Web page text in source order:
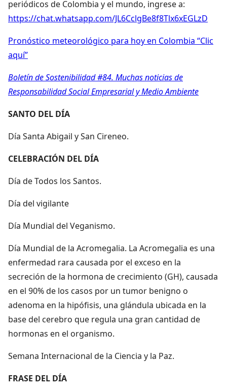
periódicos de Colombia y el mundo, ingrese a:
https://chat.whatsapp.com/JL6CclgBe8f8Tlx6xEGLzD
Pronóstico meteorológico para hoy en Colombia “Clic
aquí”
Boletín de Sostenibilidad #84. Muchas noticias de
Responsabilidad Social Empresarial y Medio Ambiente
SANTO DEL DÍA
Día Santa Abigail y San Cireneo.
CELEBRACIÓN DEL DÍA
Día de Todos los Santos.
Día del vigilante
Día Mundial del Veganismo.
Día Mundial de la Acromegalia. La Acromegalia es una
enfermedad rara causada por el exceso en la
secreción de la hormona de crecimiento (GH), causada
en el 90% de los casos por un tumor benigno o
adenoma en la hipófisis, una glándula ubicada en la
base del cerebro que regula una gran cantidad de
hormonas en el organismo.
Semana Internacional de la Ciencia y la Paz.
FRASE DEL DÍA